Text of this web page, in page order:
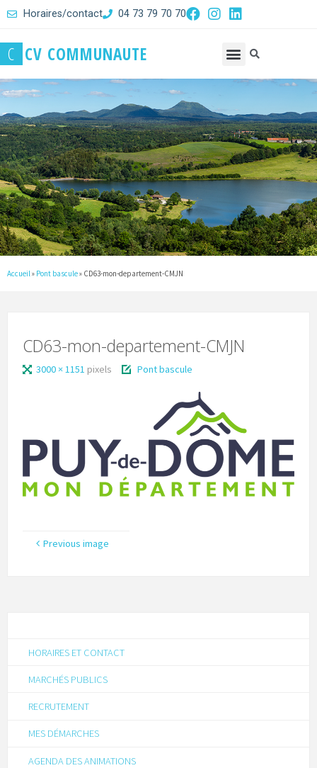
Horaires/contact 04 73 79 70 70
C CV COMMUNAUTE
Accueil » Pont bascule» CD63-mon-departement-CMJN
CD63-mon-departement-CMJN
3000 × 1151 pixels Pont bascule
Previous image
HORAIRES ET CONTACT
MARCHÉS PUBLICS
RECRUTEMENT
MES DÉMARCHES
AGENDA DES ANIMATIONS